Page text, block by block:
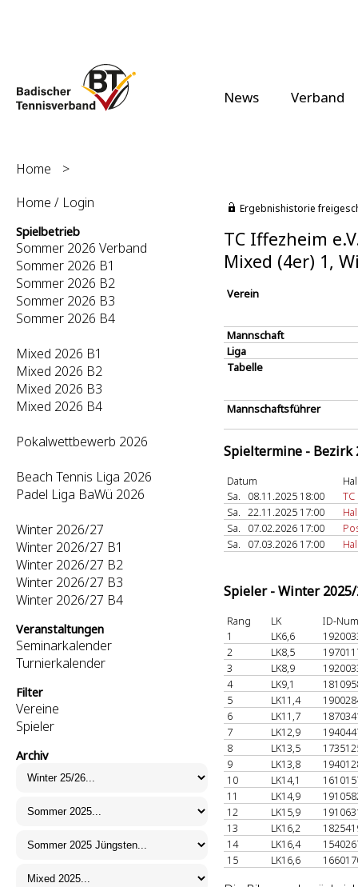
News Verband
Home
>
Home / Login
Spielbetrieb
Sommer 2026 Verband
Sommer 2026 B1
Sommer 2026 B2
Sommer 2026 B3
Sommer 2026 B4
Mixed 2026 B1
Mixed 2026 B2
Mixed 2026 B3
Mixed 2026 B4
Pokalwettbewerb 2026
Beach Tennis Liga 2026
Padel Liga BaWü 2026
Winter 2026/27
Winter 2026/27 B1
Winter 2026/27 B2
Winter 2026/27 B3
Winter 2026/27 B4
Veranstaltungen
Seminarkalender
Turnierkalender
Filter
Vereine
Spieler
Archiv
Ergebnishistorie
TC Iffezheim
Mixed (4er) 1,
Verein
Mannschaft
Liga
Tabelle
Mannschaftsführer
Spieltermine - Bezirk
Datum
Sa.
08.11.2025 18:00
Sa. 22.11.2025 17:00
Sa.
07.02.2026 17:00
Sa.
07.03.2026 17:00
Spieler - Winter
Rang LK
ID-
1
LK6,6
2
LK8,5
3
LK8,9
4
LK9,1
5
LK11,4
6
LK11,7
7
LK12,9
8
LK13,5
9
LK13,8
10
LK14,1
11
LK14,9
12
LK15,9
13
LK16,2
14
LK16,4
15
LK16,6